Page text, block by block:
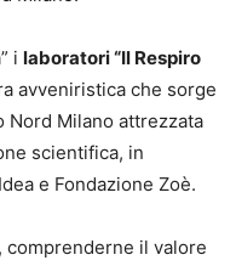
i laboratori “Il Respiro
avveniristica che sorge
Nord Milano attrezzata
scientifica, in
e Fondazione Zoè.
comprenderne il valore